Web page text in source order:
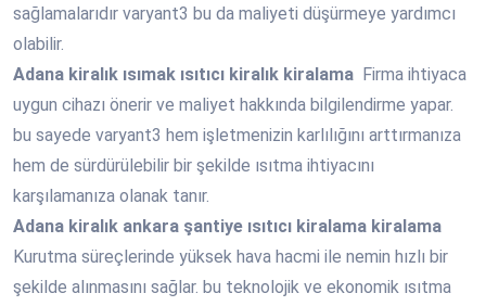
sağlamalarıdır varyant3 bu da maliyeti düşürmeye yardımcı
olabilir.
Adana kiralık ısımak ısıtıcı kiralık kiralama Firma ihtiyaca
uygun cihazı önerir ve maliyet hakkında bilgilendirme yapar.
bu sayede varyant3 hem işletmenizin karlılığını arttırmanıza
hem de sürdürülebilir bir şekilde ısıtma ihtiyacını
karşılamanıza olanak tanır.
Adana kiralık ankara şantiye ısıtıcı kiralama kiralama
Kurutma süreçlerinde yüksek hava hacmi ile nemin hızlı bir
şekilde alınmasını sağlar. bu teknolojik ve ekonomik ısıtma